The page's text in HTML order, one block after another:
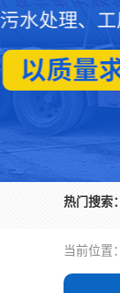
热门搜索：
当前位置：